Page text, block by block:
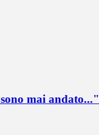
mai andato..."